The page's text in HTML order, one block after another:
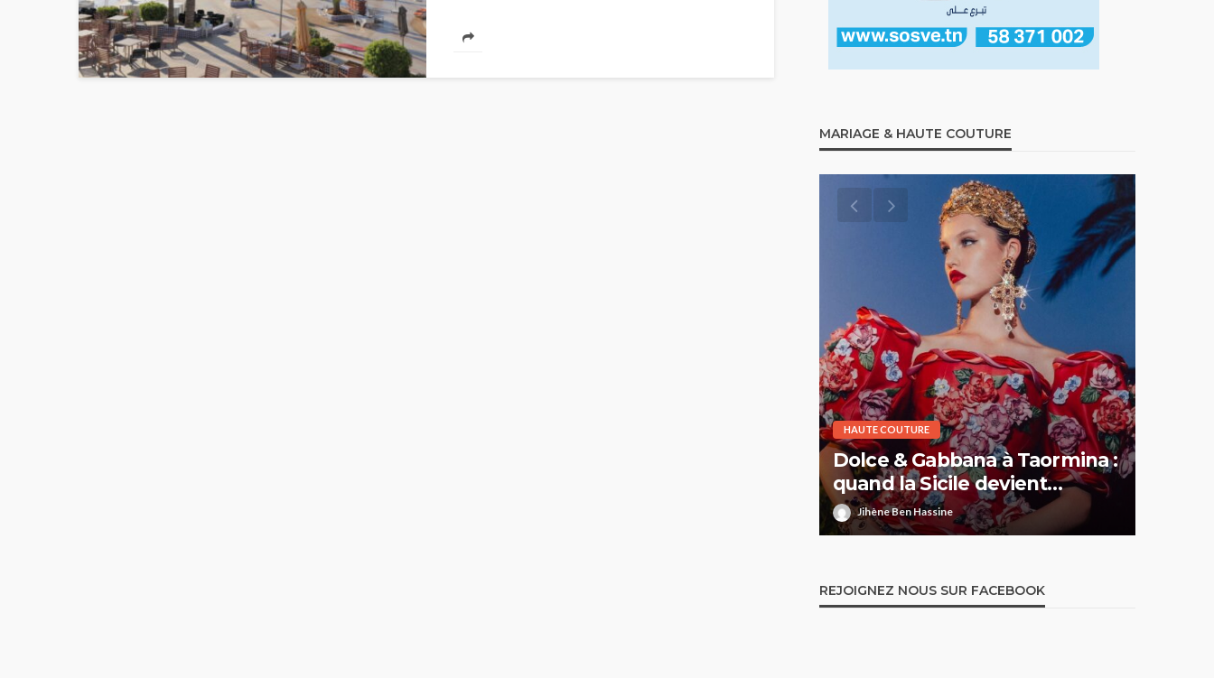
MARIAGE & HAUTE COUTURE
HAUTE COUTURE
Dolce & Gabbana à Taormina :
quand la Sicile devient
l’Olympe
Jihène Ben Hassine
REJOIGNEZ NOUS SUR FACEBOOK